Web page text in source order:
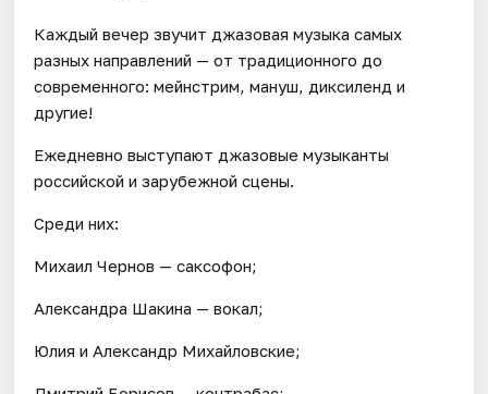
Каждый вечер звучит джазовая музыка самых
разных направлений — от традиционного до
современного: мейнстрим, мануш, диксиленд и
другие!
Ежедневно выступают джазовые музыканты
российской и зарубежной сцены.
Среди них:
Михаил Чернов — саксофон;
Александра Шакина — вокал;
Юлия и Александр Михайловские;